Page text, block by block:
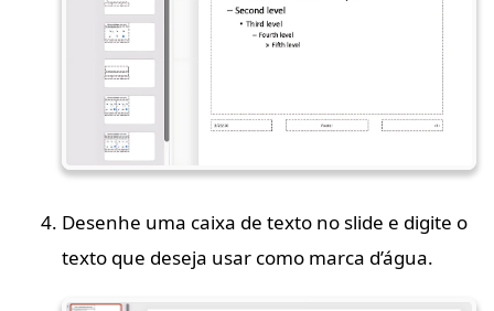
Desenhe uma caixa de texto no slide e digite o
texto que deseja usar como marca d’água.